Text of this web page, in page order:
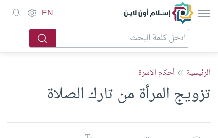
إسلام أون لاين EN
الرئيسية أحكام الاسرة
تزويج المرأة من تارك الصلاة